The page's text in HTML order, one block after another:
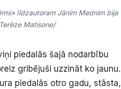
līdzautoram Jānim Mednim bija
Matisone/
piedalās šajā nodarbību
gribējuši uzzināt ko jaunu.
piedalās otro gadu, stāsta,